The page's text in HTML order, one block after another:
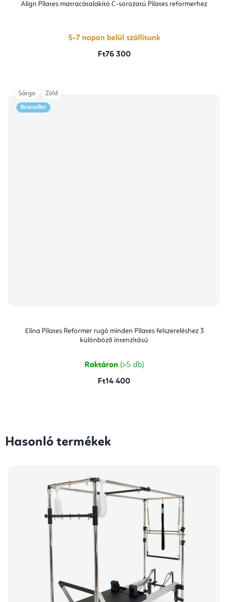
Align Pilates matracátalakító C-sorozatú Pilates reformerhez
5-7 napon belül szállítunk
Ft76 300
Bestseller
Elina Pilates Reformer rugó minden Pilates felszereléshez 3
különböző intenzitású
Raktáron (>5 db)
Ft14 400
Sárga Zöld
Hasonló termékek